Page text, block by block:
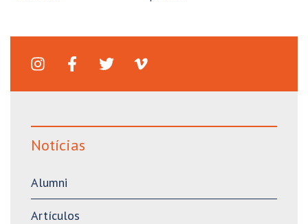
Notícias
Alumni
Artículos